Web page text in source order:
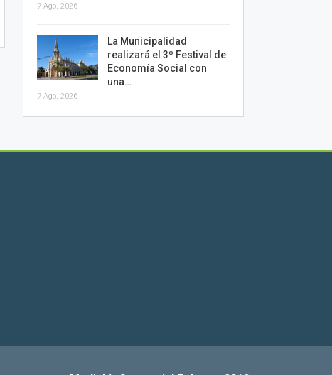
7 Ago, 2026
La Municipalidad
realizará el 3º Festival de
Economía Social con
una…
7 Ago, 2026